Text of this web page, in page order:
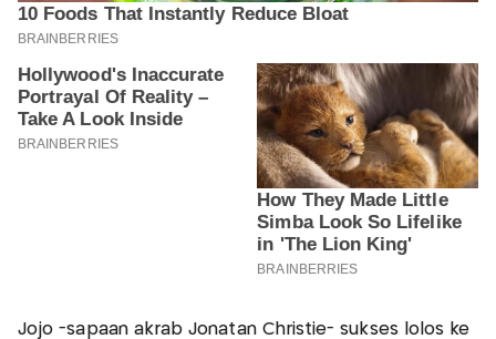
Jojo -sapaan akrab Jonatan Christie- sukses lolos ke